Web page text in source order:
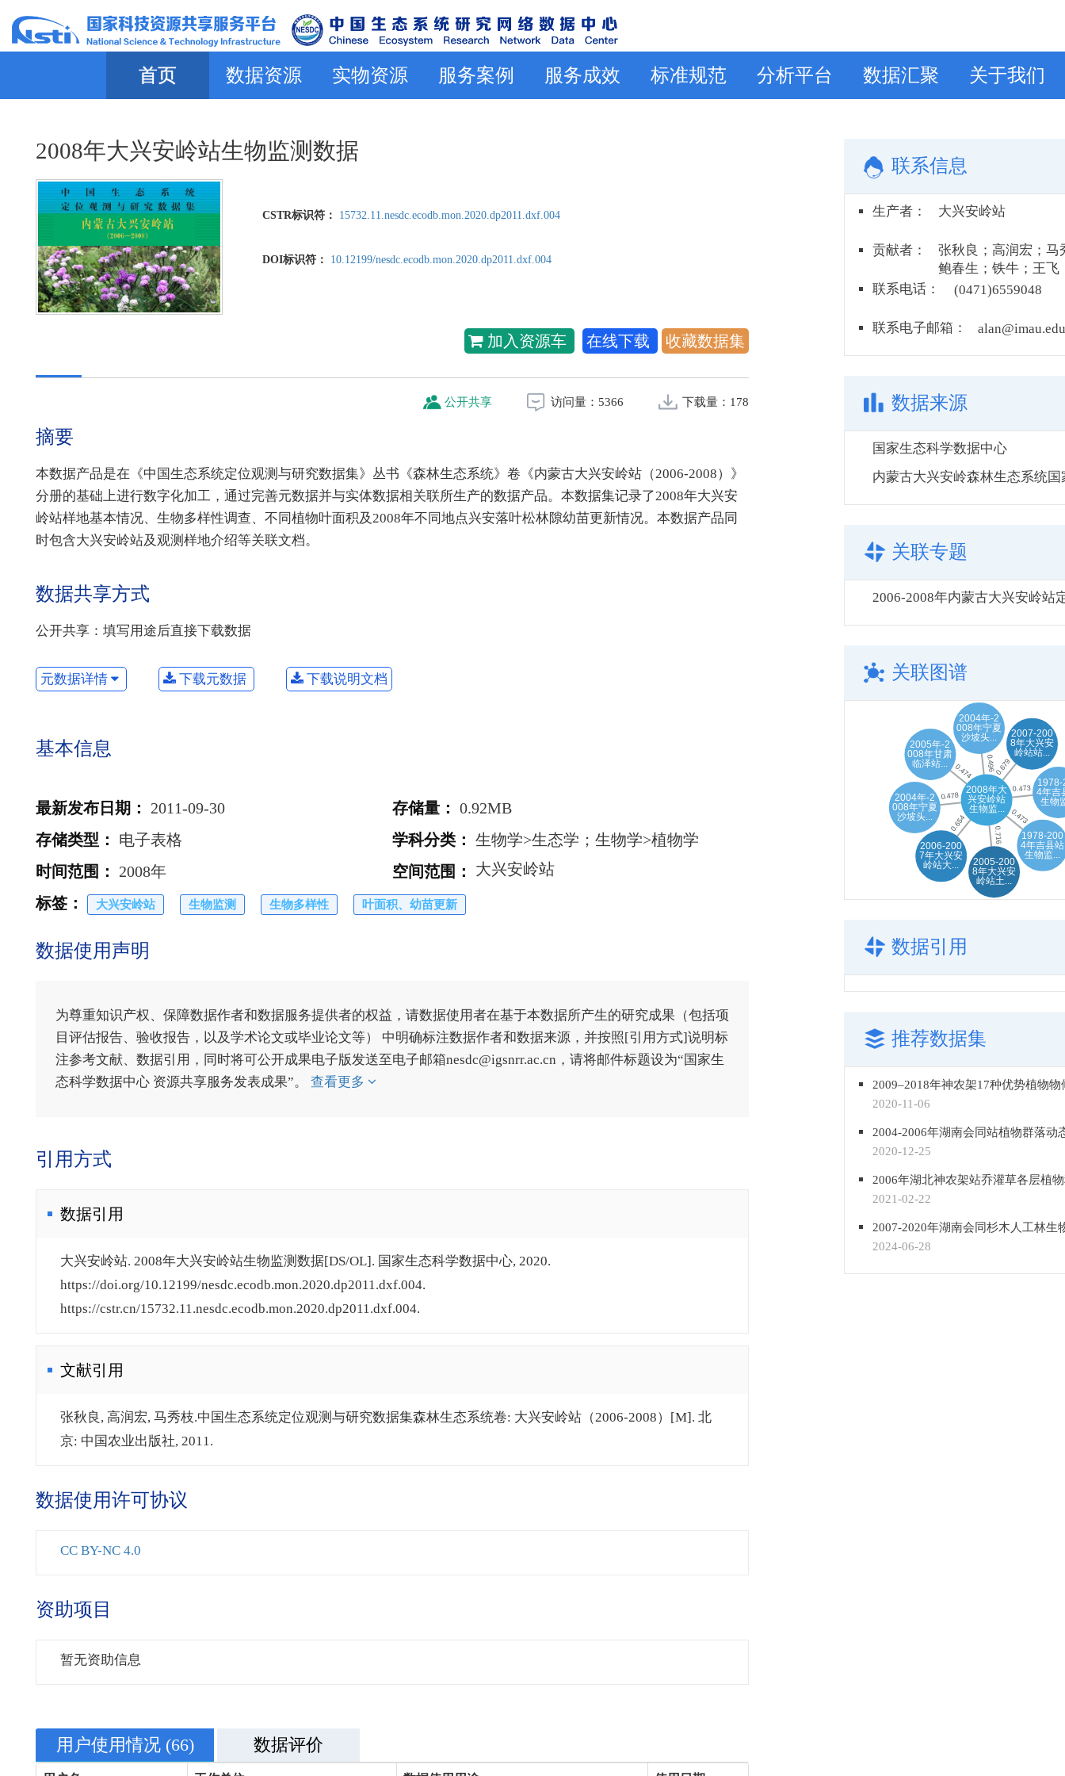
首页 数据资源 实物资源 服务案例 服务成效 标准规范 分析平台 数据汇聚 关于我们
2008年大兴安岭站生物监测数据
CSTR标识符： 15732.11.nesdc.ecodb.mon.2020.dp2011.dxf.004
DOI标识符： 10.12199/nesdc.ecodb.mon.2020.dp2011.dxf.004
加入资源车 在线下载 收藏数据集
公开共享 访问量： 5366 下载量： 178
摘要
本数据产品是在《中国生态系统定位观测与研究数据集》丛书《森林生态系统》卷《内蒙古大兴安岭站（2006-2008）》
分册的基础上进行数字化加工，通过完善元数据并与实体数据相关联所生产的数据产品。本数据集记录了2008年大兴安
岭站样地基本情况、生物多样性调查、不同植物叶面积及2008年不同地点兴安落叶松林隙幼苗更新情况。本数据产品同
时包含大兴安岭站及观测样地介绍等关联文档。
数据共享方式
公开共享：填写用途后直接下载数据
元数据详情 下载元数据 下载说明文档
基本信息
最新发布日期 ： 2011-09-30 存储量 ： 0.92MB
存储类型 ： 电子表格 学科分类 ： 生物学>生态学；生物学>植物学
时间范围 ： 2008年 空间范围 ：
大兴安岭站
标签 ： 大兴安岭站 生物监测 生物多样性 叶面积、幼苗更新
数据使用声明
为尊重知识产权、保障数据作者和数据服务提供者的权益，请数据使用者在基于本数据所产生的研究成果（包括项
目评估报告、验收报告，以及学术论文或毕业论文等） 中明确标注数据作者和数据来源，并按照[引用方式]说明标
注参考文献、数据引用，同时将可公开成果电子版发送至电子邮箱nesdc@igsnrr.ac.cn，请将邮件标题设为“国家生
态科学数据中心 资源共享服务发表成果”。 查看更多
引用方式
数据引用
大兴安岭站. 2008年大兴安岭站生物监测数据[DS/OL]. 国家生态科学数据中心, 2020.
https://doi.org/10.12199/nesdc.ecodb.mon.2020.dp2011.dxf.004.
https://cstr.cn/15732.11.nesdc.ecodb.mon.2020.dp2011.dxf.004.
文献引用
张秋良, 高润宏, 马秀枝.中国生态系统定位观测与研究数据集森林生态系统卷: 大兴安岭站（2006-2008）[M]. 北
京: 中国农业出版社, 2011.
数据使用许可协议
CC BY-NC 4.0
资助项目
暂无资助信息
用户使用情况 (66) 数据评价
联系信息
生产者 ： 大兴安岭站
贡献者 ：
张秋良；高润宏；马
鲍春生；铁牛；王飞
联系电话 ： (0471)6559048
联系电子邮箱 ：
数据来源
国家生态科学数据中心
关联专题
关联图谱
数据引用
推荐数据集
2020-11-06
2020-12-25
2021-02-22
2024-06-28